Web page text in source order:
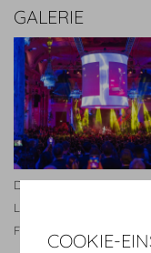
GALERIE
Darstellung
Licht- und
Festsaal der Hofburg
COOKIE-